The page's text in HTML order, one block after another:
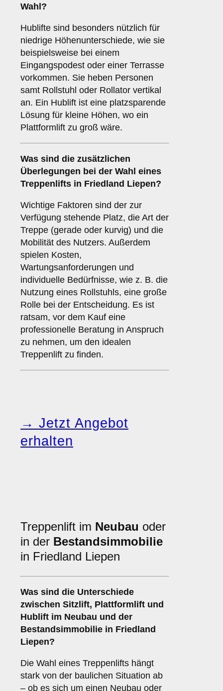
Wahl?
Hublifte sind besonders nützlich für
niedrige Höhenunterschiede, wie sie
beispielsweise bei einem
Eingangspodest oder einer Terrasse
vorkommen. Sie heben Personen
samt Rollstuhl oder Rollator vertikal
an. Ein Hublift ist eine platzsparende
Lösung für kleine Höhen, wo ein
Plattformlift zu groß wäre.
Was sind die zusätzlichen
Überlegungen bei der Wahl eines
Treppenlifts in Friedland Liepen?
Wichtige Faktoren sind der zur
Verfügung stehende Platz, die Art der
Treppe (gerade oder kurvig) und die
Mobilität des Nutzers. Außerdem
spielen Kosten,
Wartungsanforderungen und
individuelle Bedürfnisse, wie z. B. die
Nutzung eines Rollstuhls, eine große
Rolle bei der Entscheidung. Es ist
ratsam, vor dem Kauf eine
professionelle Beratung in Anspruch
zu nehmen, um den idealen
Treppenlift zu finden.
→ Jetzt Angebot
erhalten
Treppenlift im Neubau oder
in der Bestandsimmobilie
in Friedland Liepen
Was sind die Unterschiede
zwischen Sitzlift, Plattformlift und
Hublift im Neubau und der
Bestandsimmobilie in Friedland
Liepen?
Die Wahl eines Treppenlifts hängt
stark von der baulichen Situation ab
– ob es sich um einen Neubau oder